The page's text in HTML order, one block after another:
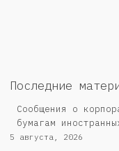
Последние
Сообщения о
бумагам
5 августа, 2026